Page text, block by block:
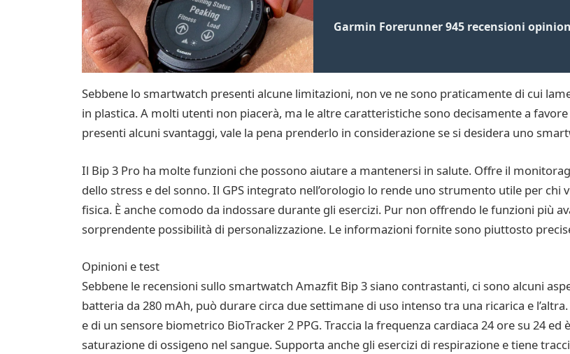
Garmin Forerunner 945 recensioni
Sebbene lo smartwatch presenti alcune limitazioni, non ve ne sono praticamente di cui
in plastica. A molti utenti non piacerà, ma le altre caratteristiche sono decisamente a
presenti alcuni svantaggi, vale la pena prenderlo in considerazione se si desidera uno
Il Bip 3 Pro ha molte funzioni che possono aiutare a mantenersi in salute. Offre il
dello stress e del sonno. Il GPS integrato nell’orologio lo rende uno strumento utile per
fisica. È anche comodo da indossare durante gli esercizi. Pur non offrendo le funzioni più
sorprendente possibilità di personalizzazione. Le informazioni fornite sono piuttosto
Opinioni e test
Sebbene le recensioni sullo smartwatch Amazfit Bip 3 siano contrastanti, ci sono alcuni
batteria da 280 mAh, può durare circa due settimane di uso intenso tra una ricarica e
e di un sensore biometrico BioTracker 2 PPG. Traccia la frequenza cardiaca 24 ore su 24
saturazione di ossigeno nel sangue. Supporta anche gli esercizi di respirazione e tiene